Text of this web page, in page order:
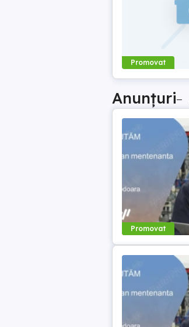
Promovat
Anunțuri–
Promovat